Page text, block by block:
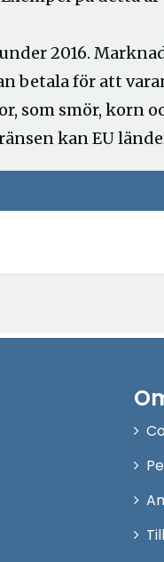
2016.
betala för att
som smör, korn
kan EU